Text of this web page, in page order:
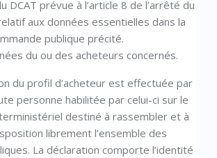
DCAT prévue à l’article 8 de l’arrêté du
aux données essentielles dans la
publique précité.
du ou des acheteurs concernés.
du profil d’acheteur est effectuée par
personne habilitée par celui-ci sur le
destiné à rassembler et à
librement l’ensemble des
La déclaration comporte l’identité